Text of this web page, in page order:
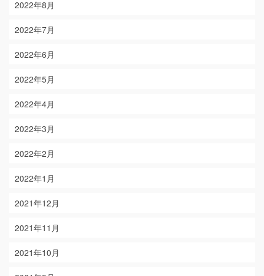
2022年8月
2022年7月
2022年6月
2022年5月
2022年4月
2022年3月
2022年2月
2022年1月
2021年12月
2021年11月
2021年10月